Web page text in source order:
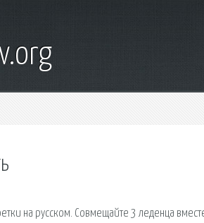
на русском. Совмещайте 3 леденца